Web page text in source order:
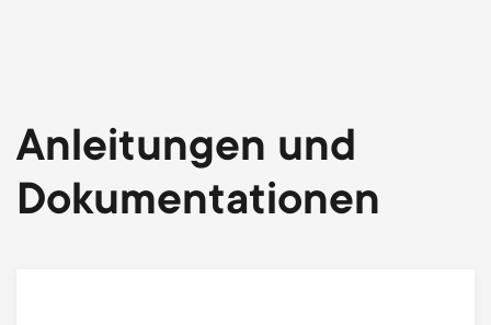
Anleitungen und
Dokumentationen